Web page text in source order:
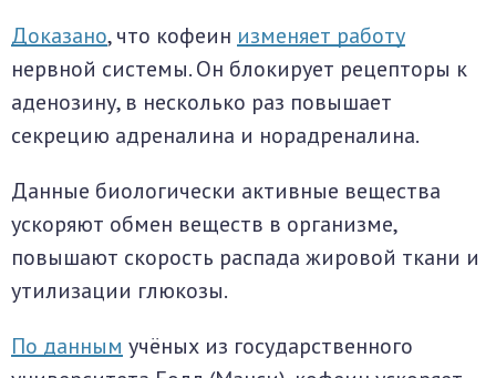
Доказано, что кофеин изменяет работу
нервной системы. Он блокирует рецепторы к
аденозину, в несколько раз повышает
секрецию адреналина и норадреналина.
Данные биологически активные вещества
ускоряют обмен веществ в организме,
повышают скорость распада жировой ткани и
утилизации глюкозы.
По данным учёных из государственного